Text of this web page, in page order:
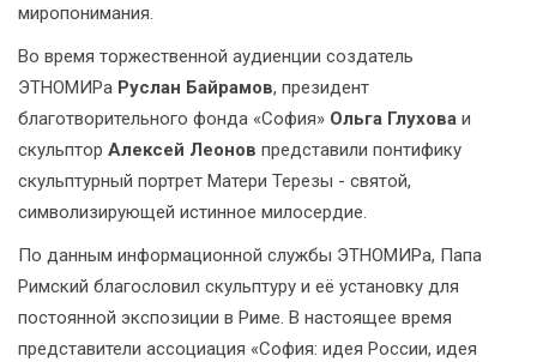
миропонимания.
Во время торжественной аудиенции создатель
ЭТНОМИРа Руслан Байрамов, президент
благотворительного фонда «София» Ольга Глухова и
скульптор Алексей Леонов представили понтифику
скульптурный портрет Матери Терезы - святой,
символизирующей истинное милосердие.
По данным информационной службы ЭТНОМИРа, Папа
Римский благословил скульптуру и её установку для
постоянной экспозиции в Риме. В настоящее время
представители ассоциация «София: идея России, идея